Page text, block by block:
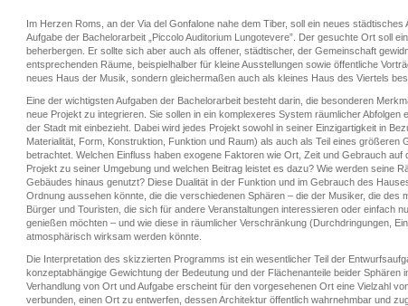
Im Herzen Roms, an der Via del Gonfalone nahe dem Tiber, soll ein neues städtisches
Aufgabe der Bachelorarbeit „Piccolo Auditorium Lungotevere”. Der gesuchte Ort soll
beherbergen. Er sollte sich aber auch als offener, städtischer, der Gemeinschaft
entsprechenden Räume, beispielhalber für kleine Ausstellungen sowie öffentliche
neues Haus der Musik, sondern gleichermaßen auch als kleines Haus des Viertels
Eine der wichtigsten Aufgaben der Bachelorarbeit besteht darin, die besonderen
neue Projekt zu integrieren. Sie sollen in ein komplexeres System räumlicher Abfolgen
der Stadt mit einbezieht. Dabei wird jedes Projekt sowohl in seiner Einzigartigkeit in
Materialität, Form, Konstruktion, Funktion und Raum) als auch als Teil eines größeren
betrachtet. Welchen Einfluss haben exogene Faktoren wie Ort, Zeit und Gebrauch
Projekt zu seiner Umgebung und welchen Beitrag leistet es dazu? Wie werden seine
Gebäudes hinaus genutzt? Diese Dualität in der Funktion und im Gebrauch des
Ordnung aussehen könnte, die die verschiedenen Sphären – die der Musiker, die des
Bürger und Touristen, die sich für andere Veranstaltungen interessieren oder einfach
genießen möchten – und wie diese in räumlicher Verschränkung (Durchdringungen,
atmosphärisch wirksam werden könnte.
Die Interpretation des skizzierten Programms ist ein wesentlicher Teil der
konzeptabhängige Gewichtung der Bedeutung und der Flächenanteile beider Sphären
Verhandlung von Ort und Aufgabe erscheint für den vorgesehenen Ort eine Vielzahl
verbunden, einen Ort zu entwerfen, dessen Architektur öffentlich wahrnehmbar und